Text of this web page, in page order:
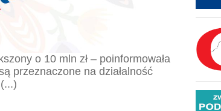
o 10 mln zł – poinformowała
przeznaczone na działalność